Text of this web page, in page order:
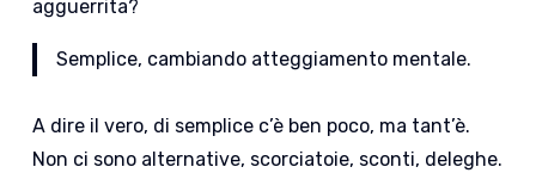
agguerrita?
Semplice, cambiando atteggiamento mentale.
A dire il vero, di semplice c’è ben poco, ma tant’è.
Non ci sono alternative, scorciatoie, sconti, deleghe.